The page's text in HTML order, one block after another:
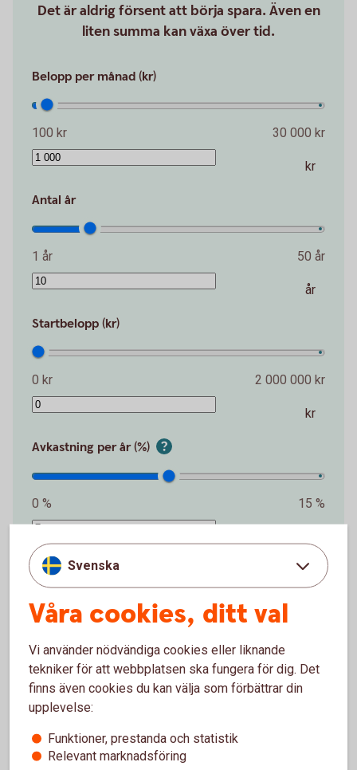
Det är aldrig försent att börja spara. Även en
liten summa kan växa över tid.
Belopp per månad (kr)
100 kr 30 000 kr
kr
Antal år
1 år 50 år
år
Startbelopp (kr)
0 kr 2 000 000 kr
kr
Avkastning per år (%)
0 % 15 %
Förväntat sparbelopp om 10 år
172 019 kr
avkastning är +52 019 kr.
Logga in och börja månadsspara
Inte kund än?Bli kund med Mobilt
Svenska
Våra cookies, ditt val
Vi använder nödvändiga cookies eller liknande
tekniker för att webbplatsen ska fungera för dig. Det
finns även cookies du kan välja som förbättrar din
upplevelse:
Funktioner, prestanda och statistik
Relevant marknadsföring